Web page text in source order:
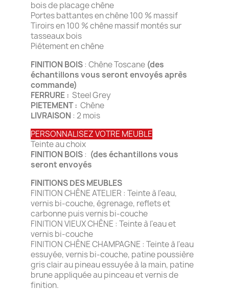
bois de placage chêne
Portes battantes en chêne 100 % massif
Tiroirs en 100 % chêne massif montés sur
tasseaux bois
Piétement en chêne
FINITION BOIS: Chêne Toscane (des
échantillons vous seront envoyés après
commande)
FERRURE : Steel Grey
PIETEMENT : Chêne
LIVRAISON : 2 mois
PERSONNALISEZ VOTRE MEUBLE
Teinte au choix
FINITION BOIS: (des échantillons vous
seront envoyés
FINITIONS DES MEUBLES
FINITION CHÊNE ATELIER : Teinte à l'eau,
vernis bi-couche, égrenage, reflets et
carbonne puis vernis bi-couche
FINITION VIEUX CHÊNE : Teinte à l'eau et
vernis bi-couche
FINITION CHÊNE CHAMPAGNE : Teinte à l'eau
essuyée, vernis bi-couche, patine poussière
gris clair au pineau essuyée à la main, patine
brune appliquée au pinceau et vernis de
finition.